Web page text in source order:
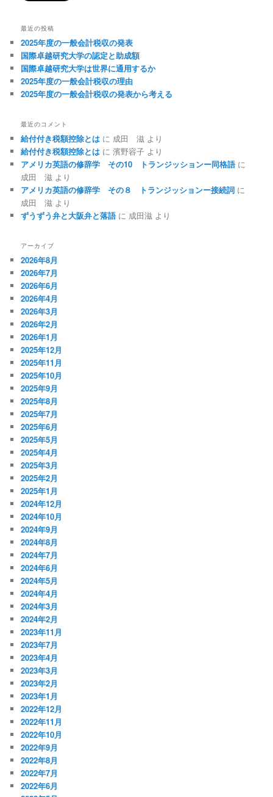
最近の投稿
2025年度の一般会計税収の発表
国際卓越研究大学の認定と助成額
国際卓越研究大学は世界に通用するか
2025年度の一般会計税収の理由
2025年度の一般会計税収の発表から考える
最近のコメント
給付付き税額控除とは に 成田 滋 より
給付付き税額控除とは に濱野容子 より
アメリカ英語の修辞学 その10 トランジッションー同格語に
成田 滋 より
アメリカ英語の修辞学 その８ トランジッションー接続詞 に
成田 滋 より
ずうずう弁と大阪弁と落語に 成田滋 より
アーカイブ
2026年8月
2026年7月
2026年6月
2026年4月
2026年3月
2026年2月
2026年1月
2025年12月
2025年11月
2025年10月
2025年9月
2025年8月
2025年7月
2025年6月
2025年5月
2025年4月
2025年3月
2025年2月
2025年1月
2024年12月
2024年10月
2024年9月
2024年8月
2024年7月
2024年6月
2024年5月
2024年4月
2024年3月
2024年2月
2023年11月
2023年7月
2023年4月
2023年3月
2023年2月
2023年1月
2022年12月
2022年11月
2022年10月
2022年9月
2022年8月
2022年7月
2022年6月